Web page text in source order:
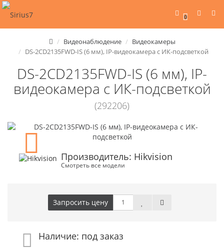
0
Видеонаблюдение
Видеокамеры
DS-2CD2135FWD-IS (6 мм), IP-видеокамера с ИК-подсветкой
DS-2CD2135FWD-IS (6 мм), IP-
видеокамера с ИК-подсветкой
(292206)
Производитель: Hikvision
Смотреть все модели
Запросить цену
Наличие: под заказ